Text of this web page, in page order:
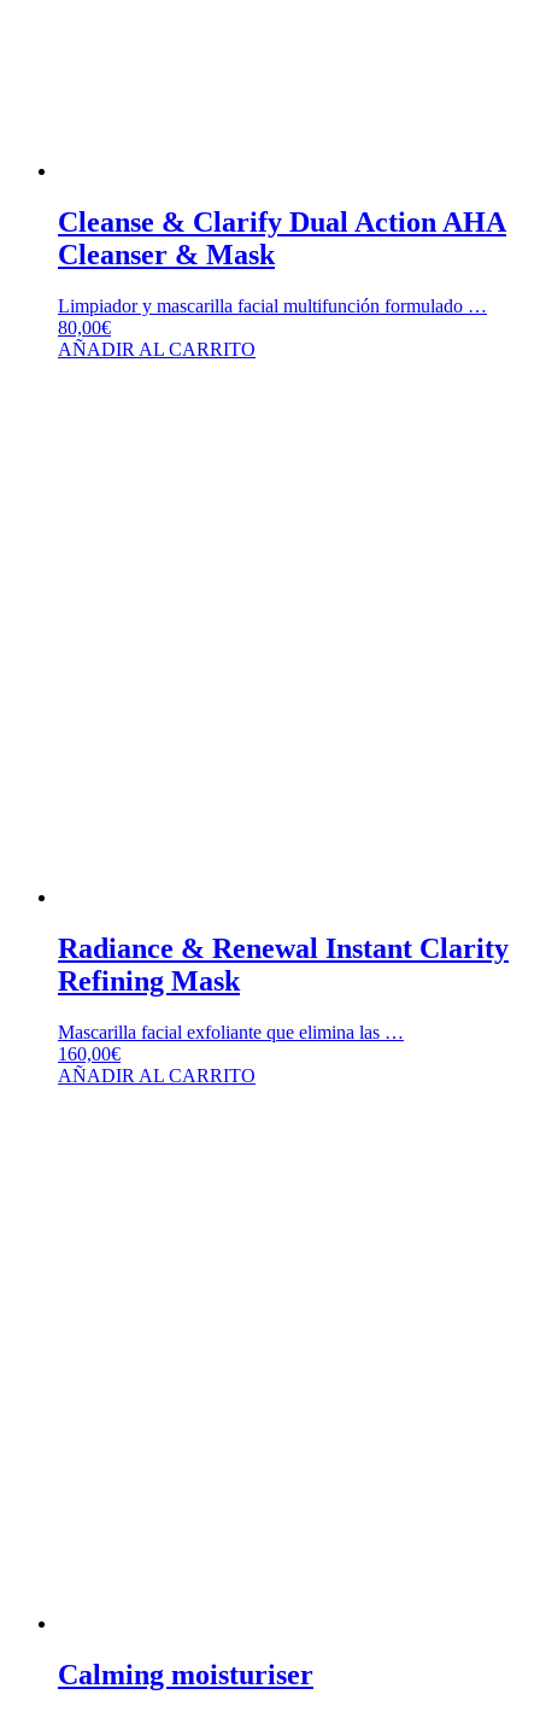
Cleanse & Clarify Dual Action AHA
Cleanser & Mask
Limpiador y mascarilla facial multifunción formulado …
80,00€
AÑADIR AL CARRITO
Radiance & Renewal Instant Clarity
Refining Mask
Mascarilla facial exfoliante que elimina las …
160,00€
AÑADIR AL CARRITO
Calming moisturiser